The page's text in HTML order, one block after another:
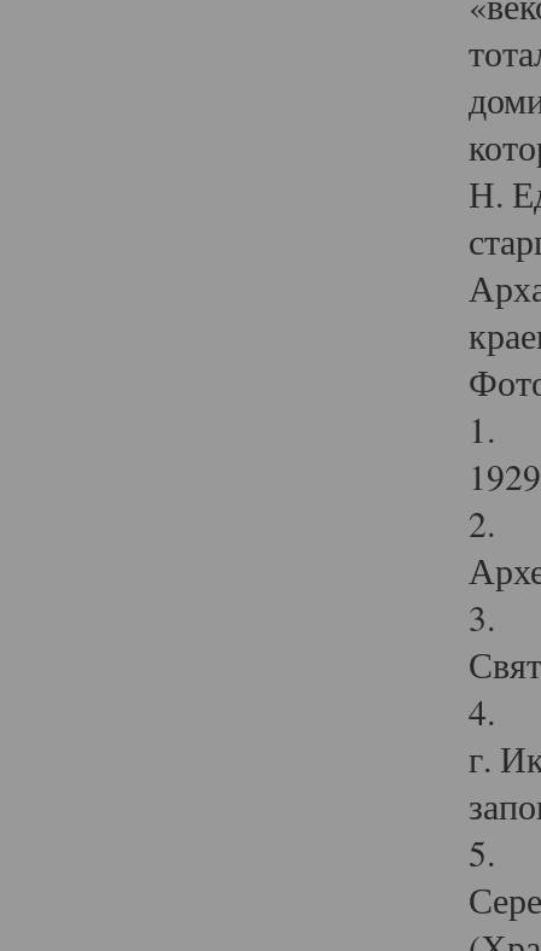
Н.
1.
2.
3.
4.
г.
5.